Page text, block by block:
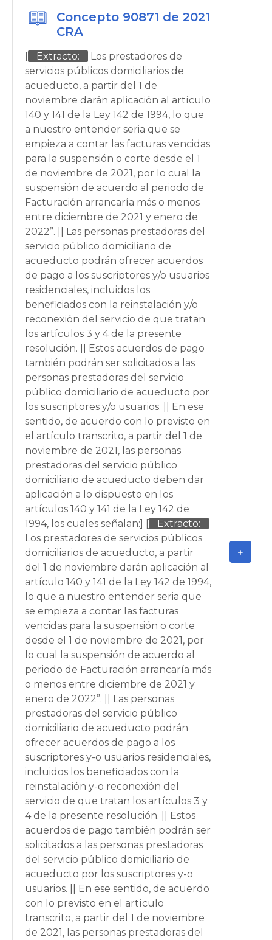
Concepto 90871 de 2021
CRA
[ Extracto:
Los prestadores de
servicios públicos domiciliarios de
acueducto, a partir del 1 de
noviembre darán aplicación al artículo
140 y 141 de la Ley 142 de 1994, lo que
a nuestro entender seria que se
empieza a contar las facturas vencidas
para la suspensión o corte desde el 1
de noviembre de 2021, por lo cual la
suspensión de acuerdo al periodo de
Facturación arrancaría más o menos
entre diciembre de 2021 y enero de
2022”. || Las personas prestadoras del
servicio público domiciliario de
acueducto podrán ofrecer acuerdos
de pago a los suscriptores y/o usuarios
residenciales, incluidos los
beneficiados con la reinstalación y/o
reconexión del servicio de que tratan
los artículos 3 y 4 de la presente
resolución. || Estos acuerdos de pago
también podrán ser solicitados a las
personas prestadoras del servicio
público domiciliario de acueducto por
los suscriptores y/o usuarios. || En ese
sentido, de acuerdo con lo previsto en
el artículo transcrito, a partir del 1 de
noviembre de 2021, las personas
prestadoras del servicio público
domiciliario de acueducto deben dar
aplicación a lo dispuesto en los
artículos 140 y 141 de la Ley 142 de
1994, los cuales señalan:] [
Extracto:
Los prestadores de servicios públicos
domiciliarios de acueducto, a partir
del 1 de noviembre darán aplicación al
artículo 140 y 141 de la Ley 142 de 1994,
lo que a nuestro entender seria que
se empieza a contar las facturas
vencidas para la suspensión o corte
desde el 1 de noviembre de 2021, por
lo cual la suspensión de acuerdo al
periodo de Facturación arrancaría más
o menos entre diciembre de 2021 y
enero de 2022”. || Las personas
prestadoras del servicio público
domiciliario de acueducto podrán
ofrecer acuerdos de pago a los
suscriptores y-o usuarios residenciales,
incluidos los beneficiados con la
reinstalación y-o reconexión del
servicio de que tratan los artículos 3 y
4 de la presente resolución. || Estos
acuerdos de pago también podrán ser
solicitados a las personas prestadoras
del servicio público domiciliario de
acueducto por los suscriptores y-o
usuarios. || En ese sentido, de acuerdo
con lo previsto en el artículo
transcrito, a partir del 1 de noviembre
de 2021, las personas prestadoras del